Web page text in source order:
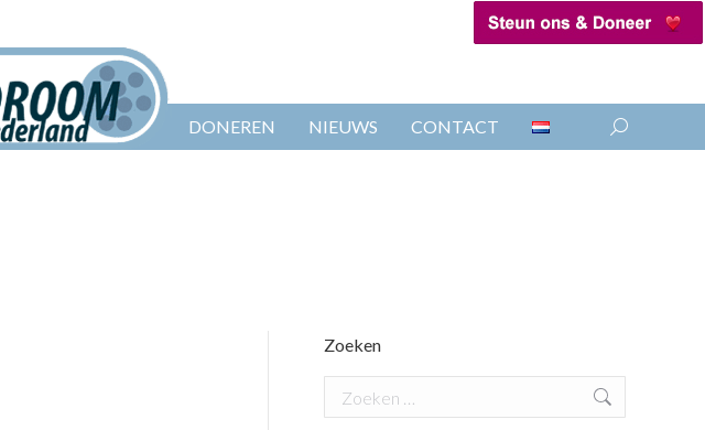
DONEREN NIEUWS CONTACT Search:
Zoeken
Search: